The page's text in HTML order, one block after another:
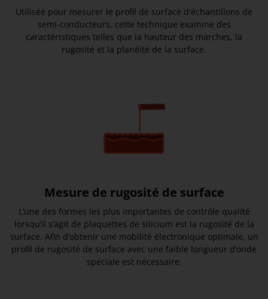
Utilisée pour mesurer le profil de surface d'échantillons de
semi-conducteurs, cette technique examine des
caractéristiques telles que la hauteur des marches, la
rugosité et la planéité de la surface.
Mesure de rugosité de surface
L’une des formes les plus importantes de contrôle qualité
lorsqu’il s’agit de plaquettes de silicium est la rugosité de la
surface. Afin d’obtenir une mobilité électronique optimale, un
profil de rugosité de surface avec une faible longueur d’onde
spéciale est nécessaire.